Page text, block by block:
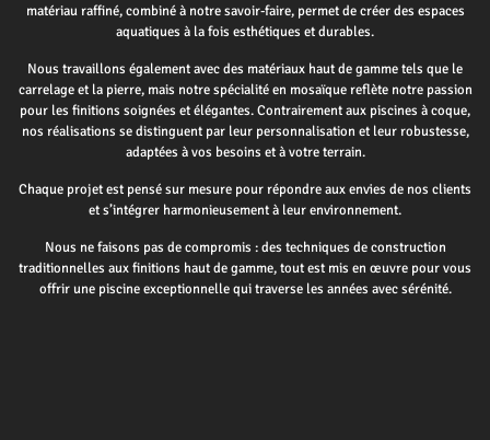
matériau raffiné, combiné à notre savoir-faire, permet de créer des espaces
aquatiques à la fois esthétiques et durables.
Nous travaillons également avec des matériaux haut de gamme tels que le
carrelage et la pierre, mais notre spécialité en mosaïque reflète notre passion
pour les finitions soignées et élégantes. Contrairement aux piscines à coque,
nos réalisations se distinguent par leur personnalisation et leur robustesse,
adaptées à vos besoins et à votre terrain.
Chaque projet est pensé sur mesure pour répondre aux envies de nos clients
et s’intégrer harmonieusement à leur environnement.
Nous ne faisons pas de compromis : des techniques de construction
traditionnelles aux finitions haut de gamme, tout est mis en œuvre pour vous
offrir une piscine exceptionnelle qui traverse les années avec sérénité.